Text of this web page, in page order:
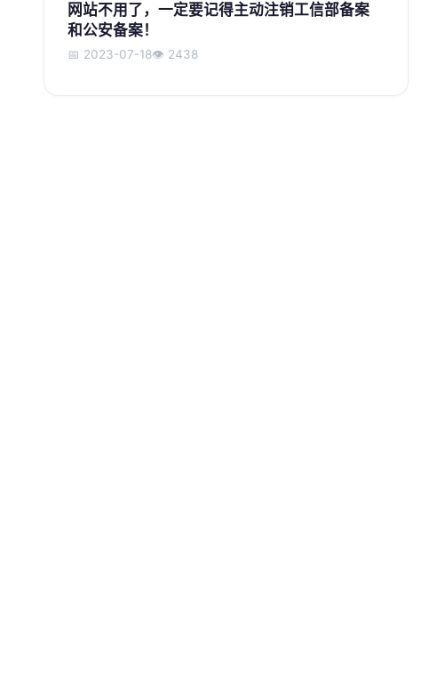
网站不用了，一定要记得主动注销工信部备案
和公安备案！
📅 2023-07-18👁️ 2438